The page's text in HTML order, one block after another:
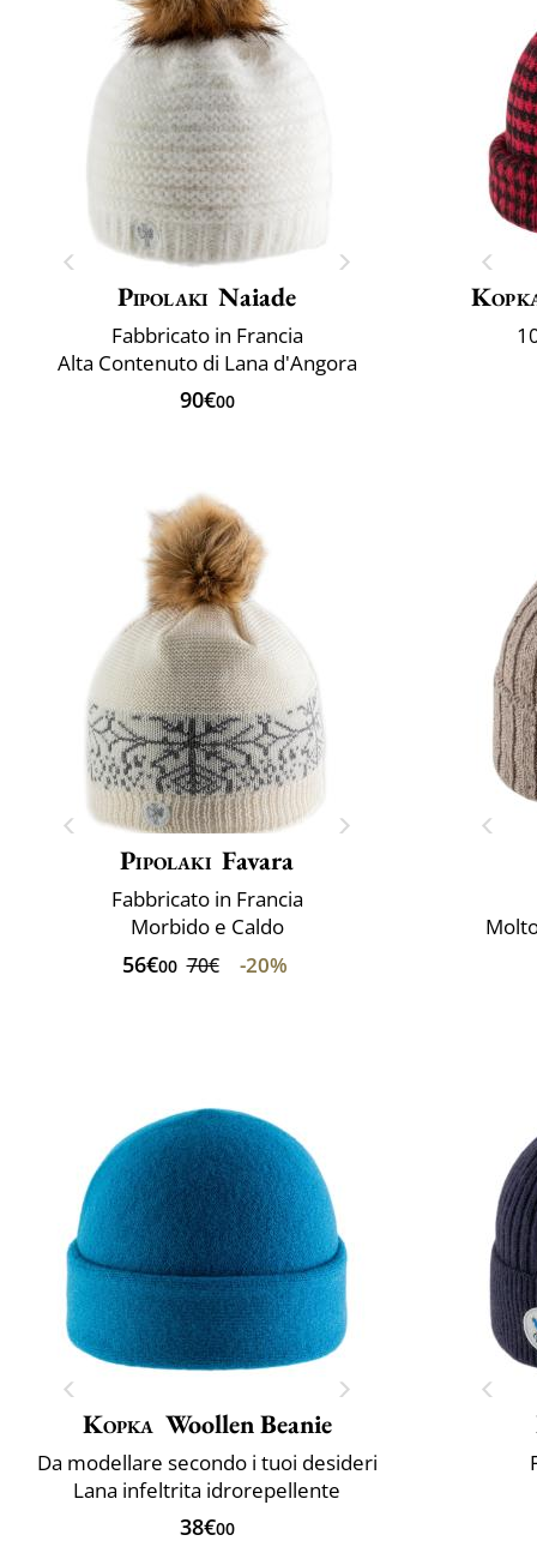
Pipolaki Naiade
Fabbricato in Francia
Alta Contenuto di Lana d'Angora
90€00
Pipolaki Favara
Fabbricato in Francia
Morbido e Caldo
56€00 70€ -20%
Kopka Woollen Beanie
Da modellare secondo i tuoi desideri
Lana infeltrita idrorepellente
38€00